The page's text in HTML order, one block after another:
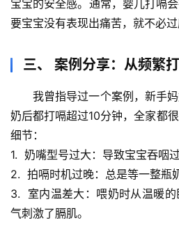
历
档
宇
宙
天
文
生
活
宝宝的安全感。通常，婴儿打嗝
要宝宝没有表现出痛苦，就不必过
三、 案例分享：从频繁
我曾指导过一个案例，新手
奶后都打嗝超过10分钟，全家都
细节：
1. 奶嘴型号过大 ：导致宝宝吞咽
2. 拍嗝时机过晚：总是等一整瓶
3. 室内温差大 ：喂奶时从温暖
气刺激了膈肌。